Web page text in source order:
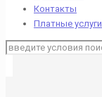
Контакты
Платные услуги